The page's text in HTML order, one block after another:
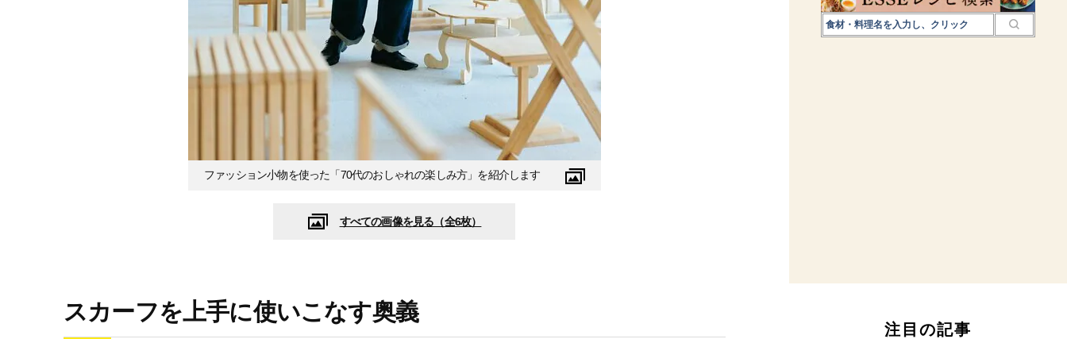
ファッション小物を使った「70代のおしゃれの楽しみ方」を紹介します
すべての画像を見る（全6枚）
スカーフを上手に使いこなす奥義
注目の記事